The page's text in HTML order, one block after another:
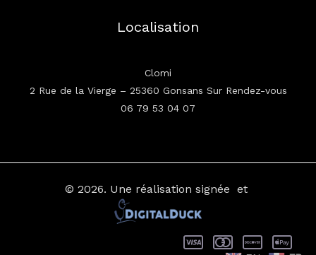
Localisation
Clomi
2 Rue de la Vierge – 25360 Gonsans Sur Rendez-vous
06 79 53 04 07
© 2026. Une réalisation signée et